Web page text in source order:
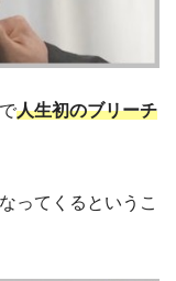
人生初のブリーチ
ってくるというこ